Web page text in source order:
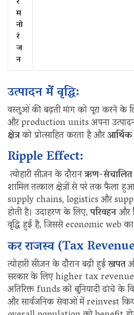
म
नो
रं
ज
न
उत्पादन में वृद्धि:
वस्तुओं की बढ़ती मांग को पूरा करने
और production units अपना
क्षेत्रको प्रोत्साहित करता है और
Ripple Effect:
त्योहारी सीज़न के दौरानऋण-संचालित
शामिल तत्काल क्षेत्रों से परे तक फैला
supply chains, logistics और
होती है। उदाहरण के लिए,परिवहनऔर
वृद्धि हुई है, जिससे economic web का
कर राजस्व (Tax
त्योहारी सीज़न के दौरान बढ़ी हुईखपत
सरकार के लिए higher tax
अतिरिक्त funds को बुनियादी ढांचे के
और सार्वजनिक सेवाओं में reinvest